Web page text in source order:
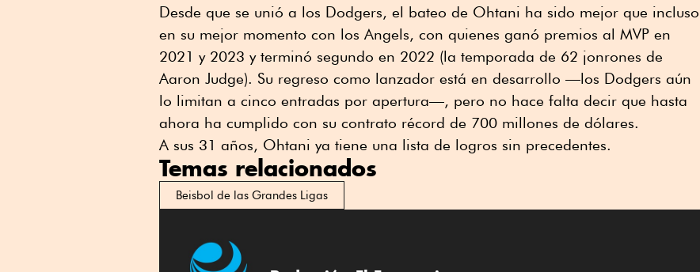
Desde que se unió a los Dodgers, el bateo de Ohtani ha sido mejor que incluso
en su mejor momento con los Angels, con quienes ganó premios al MVP en
2021 y 2023 y terminó segundo en 2022 (la temporada de 62 jonrones de
Aaron Judge). Su regreso como lanzador está en desarrollo —los Dodgers aún
lo limitan a cinco entradas por apertura—, pero no hace falta decir que hasta
ahora ha cumplido con su contrato récord de 700 millones de dólares.
A sus 31 años, Ohtani ya tiene una lista de logros sin precedentes.
Temas relacionados
Beisbol de las Grandes Ligas